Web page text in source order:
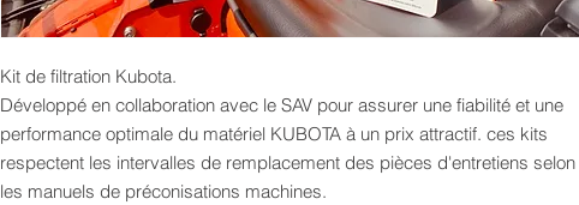
Kit de filtration Kubota.
Développé en collaboration avec le SAV pour assurer une fiabilité et une
performance optimale du matériel KUBOTA à un prix attractif. ces kits
respectent les intervalles de remplacement des pièces d'entretiens selon
les manuels de préconisations machines.